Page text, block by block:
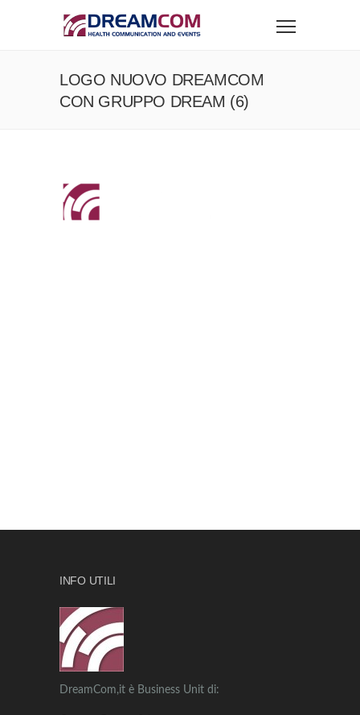
LOGO NUOVO DREAMCOM
CON GRUPPO DREAM (6)
INFO UTILI
DreamCom,it è Business Unit di: